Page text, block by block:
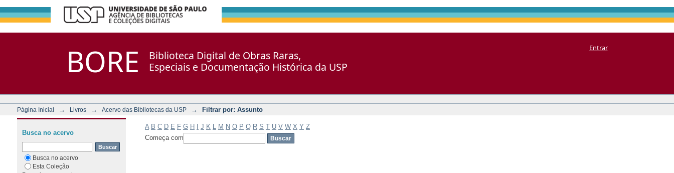
BORE
Biblioteca Digital de Obras Raras,
Especiais e Documentação Histórica da USP
Entrar
Página Inicial → Livros → Acervo das Bibliotecas da USP → Filtrar por: Assunto
A B C D E F G H J K M N O P Q R S T U V W X Y Z
Começa com
Busca no acervo
Busca no acervo
Esta Coleção